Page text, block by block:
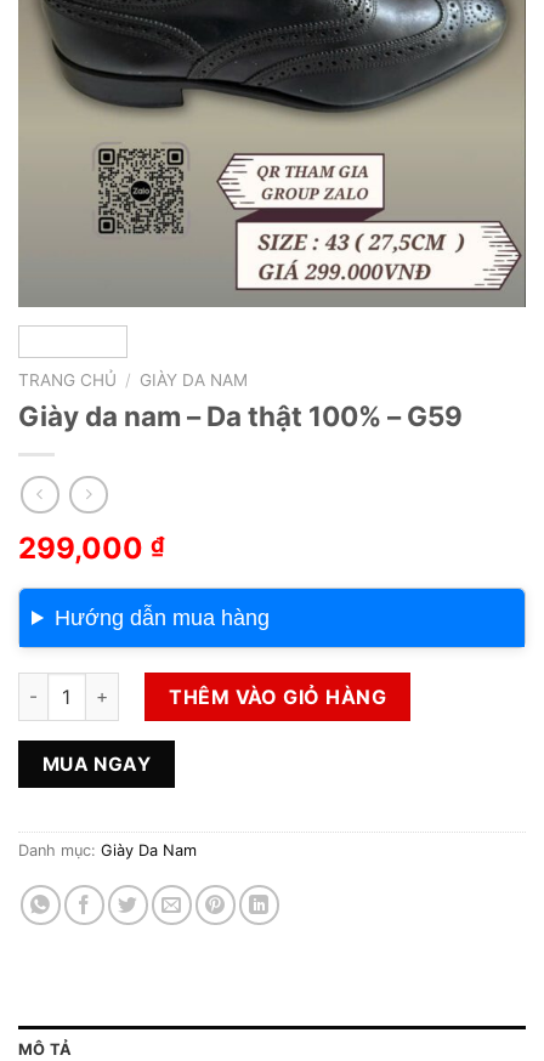
TRANG CHỦ / GIÀY DA NAM
Giày da nam – Da thật 100% – G59
299,000 ₫
Hướng dẫn mua hàng
Giày da nam – Da thật 100% – G59 số lượng
THÊM VÀO GIỎ HÀNG
MUA NGAY
Danh mục: Giày Da Nam
MÔ TẢ